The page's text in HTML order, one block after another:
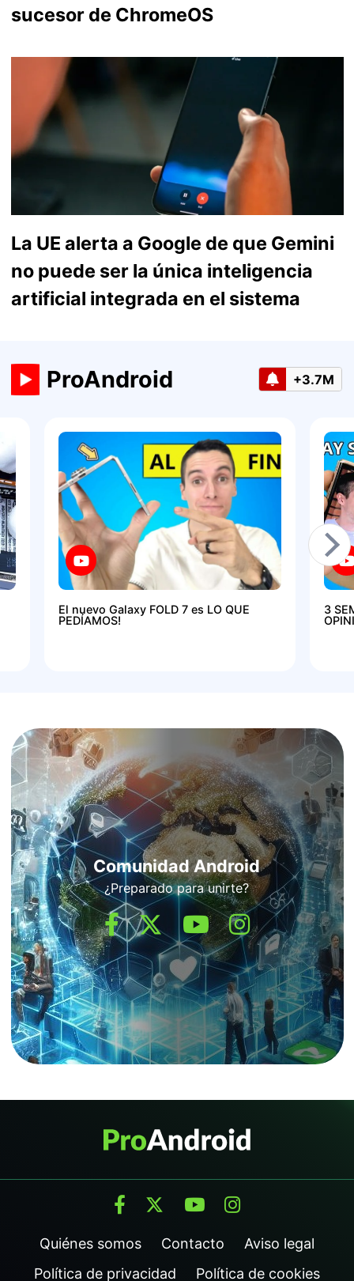
sucesor de ChromeOS
La UE alerta a Google de que Gemini
no puede ser la única inteligencia
artificial integrada en el sistema
ProAndroid +3.7M
El nuevo Galaxy FOLD 7 es LO QUE
PEDÍAMOS!
3
Comunidad Android
¿Preparado para unirte?
Quiénes somos Contacto
Aviso legal
Política de privacidad
Política de cookies